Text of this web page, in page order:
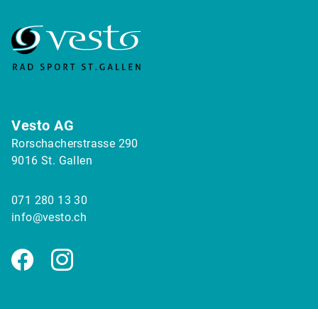
Vesto AG
Rorschacherstrasse 290
9016 St. Gallen
071 280 13 30
info@vesto.ch
FacebookInstagram